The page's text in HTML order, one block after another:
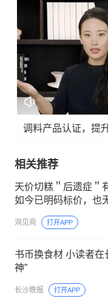
调料产品认证，提
相关推荐
天价切糕＂后遗症＂
如今已明码标价，也
洞见商 打开APP
书币换食材 小读者在
神”
长沙晚报 打开APP